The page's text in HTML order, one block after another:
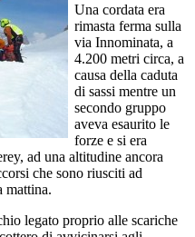
Una cordata era
rimasta ferma sulla
via Innominata, a
4.200 metri circa, a
causa della caduta
di sassi mentre un
secondo gruppo
aveva esaurito le
forze e si era
ad una altitudine ancora
che sono riusciti ad
mattina.
legato proprio alle scariche